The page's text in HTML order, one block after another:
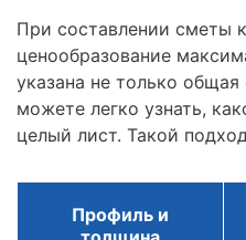
При составлении сметы
ценообразование
указана не только
можете легко узнать,
целый лист. Такой
Профиль и